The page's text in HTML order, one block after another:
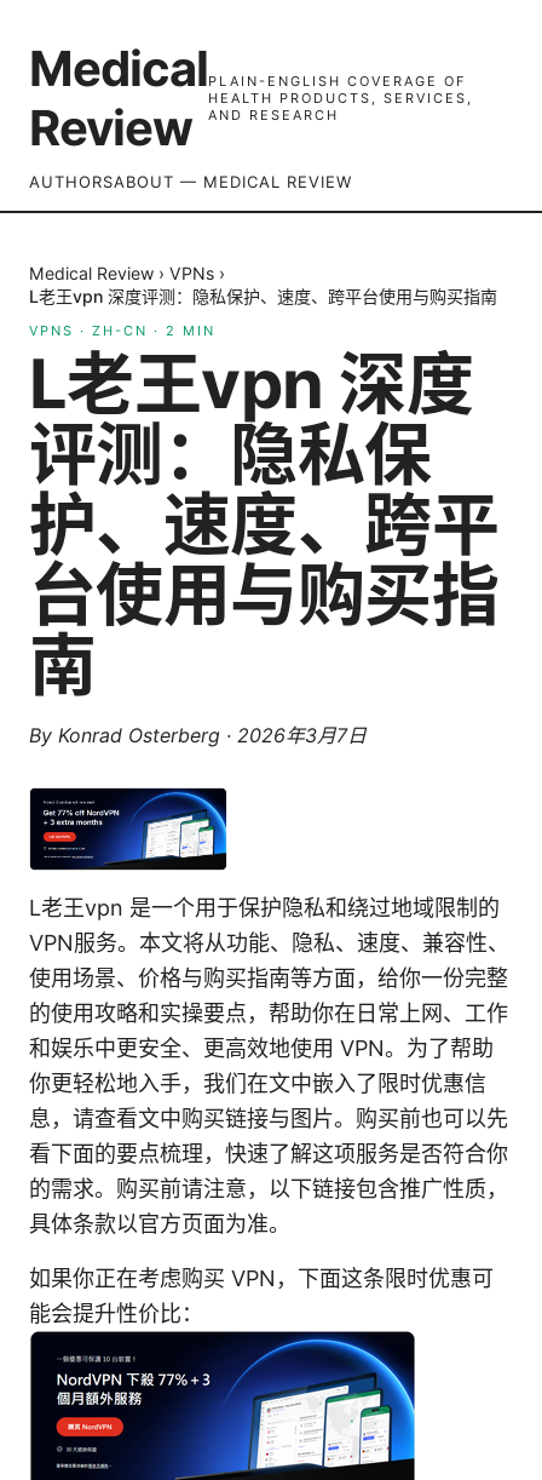
Medical
Review
PLAIN-ENGLISH COVERAGE OF
HEALTH PRODUCTS, SERVICES,
AND RESEARCH
AUTHORSABOUT — MEDICAL REVIEW
Medical Review › VPNs ›
L老王vpn 深度评测：隐私保护、速度、跨平台使用与购买指南
VPNS · ZH-CN · 2 MIN
L老王vpn 深度
评测：隐私保
护、速度、跨平
台使用与购买指
南
By Konrad Osterberg · 2026年3月7日
L老王vpn 是一个用于保护隐私和绕过地域限制的
VPN服务。本文将从功能、隐私、速度、兼容性、
使用场景、价格与购买指南等方面，给你一份完整
的使用攻略和实操要点，帮助你在日常上网、工作
和娱乐中更安全、更高效地使用 VPN。为了帮助
你更轻松地入手，我们在文中嵌入了限时优惠信
息，请查看文中购买链接与图片。购买前也可以先
看下面的要点梳理，快速了解这项服务是否符合你
的需求。购买前请注意，以下链接包含推广性质，
具体条款以官方页面为准。
如果你正在考虑购买 VPN，下面这条限时优惠可
能会提升性价比：